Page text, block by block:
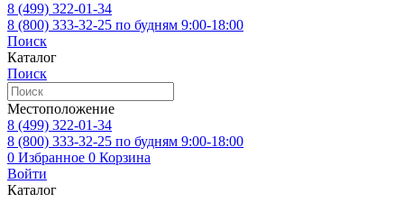
8 (499) 322-01-34
8 (800) 333-32-25 по будням 9:00-18:00
Поиск
Каталог
Поиск
Местоположение
8 (499) 322-01-34
8 (800) 333-32-25 по будням 9:00-18:00
0 Избранное 0 Корзина
Войти
Каталог